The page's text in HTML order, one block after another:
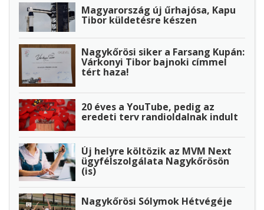
Magyarország új űrhajósa, Kapu
Tibor küldetésre készen
Nagykőrösi siker a Farsang Kupán:
Várkonyi Tibor bajnoki címmel
tért haza!
20 éves a YouTube, pedig az
eredeti terv randioldalnak indult
Új helyre költözik az MVM Next
ügyfélszolgálata Nagykőrösön
(is)
Nagykőrösi Sólymok Hétvégéje